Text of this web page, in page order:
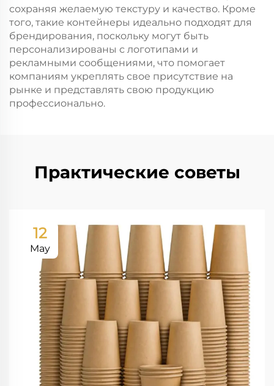
сохраняя желаемую текстуру и качество. Кроме
того, такие контейнеры идеально подходят для
брендирования, поскольку могут быть
персонализированы с логотипами и
рекламными сообщениями, что помогает
компаниям укреплять свое присутствие на
рынке и представлять свою продукцию
профессионально.
Практические советы
12
May